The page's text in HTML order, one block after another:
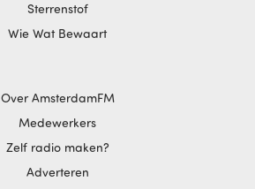
Sterrenstof
Wie Wat Bewaart
Over AmsterdamFM
Medewerkers
Zelf radio maken?
Adverteren